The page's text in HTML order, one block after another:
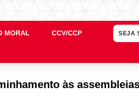
MORAL CCV/CCP SEJA
às